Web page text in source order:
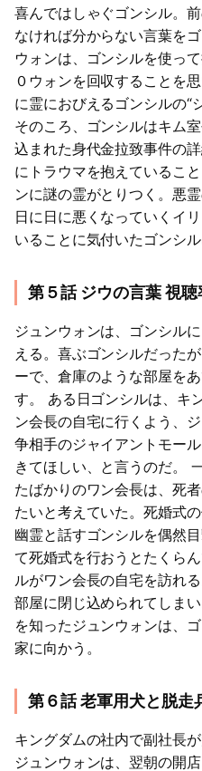
喜んではしゃぐゴンシル。
なければ分からない言葉を
ウォンは、ゴンシルを使っ
０ウォンを回収することを
に霊におびえるゴンシルの“
そのころ、ゴンシルはキム
込まれた身代金拉致事件の
にトラウマを抱えているこ
ンに謎の霊がとりつく。悪
日に日に悪くなっていくイ
いることに気付いたゴンシル
第５話 ジウの言葉 視聴
ジュンウォンは、ゴンシル
える。喜ぶゴンシルだった
ーで、倉庫のような部屋を
す。 ある日ゴンシルは、キ
ン会長の自宅に行くよう、
争相手のジャイアントモー
きてほしい、と言うのだ。
たばかりのワン会長は、死
たいと考えていた。死婚式
幽霊と話すゴンシルを偶然
て死婚式を行おうとたくら
ルがワン会長の自宅を訪れ
部屋に閉じ込められてしま
を知ったジュンウォンは、
家に向かう。
第６話 老軍用犬と脱走
キングダムの社内で副社長
ジュンウォンは、翌朝の開